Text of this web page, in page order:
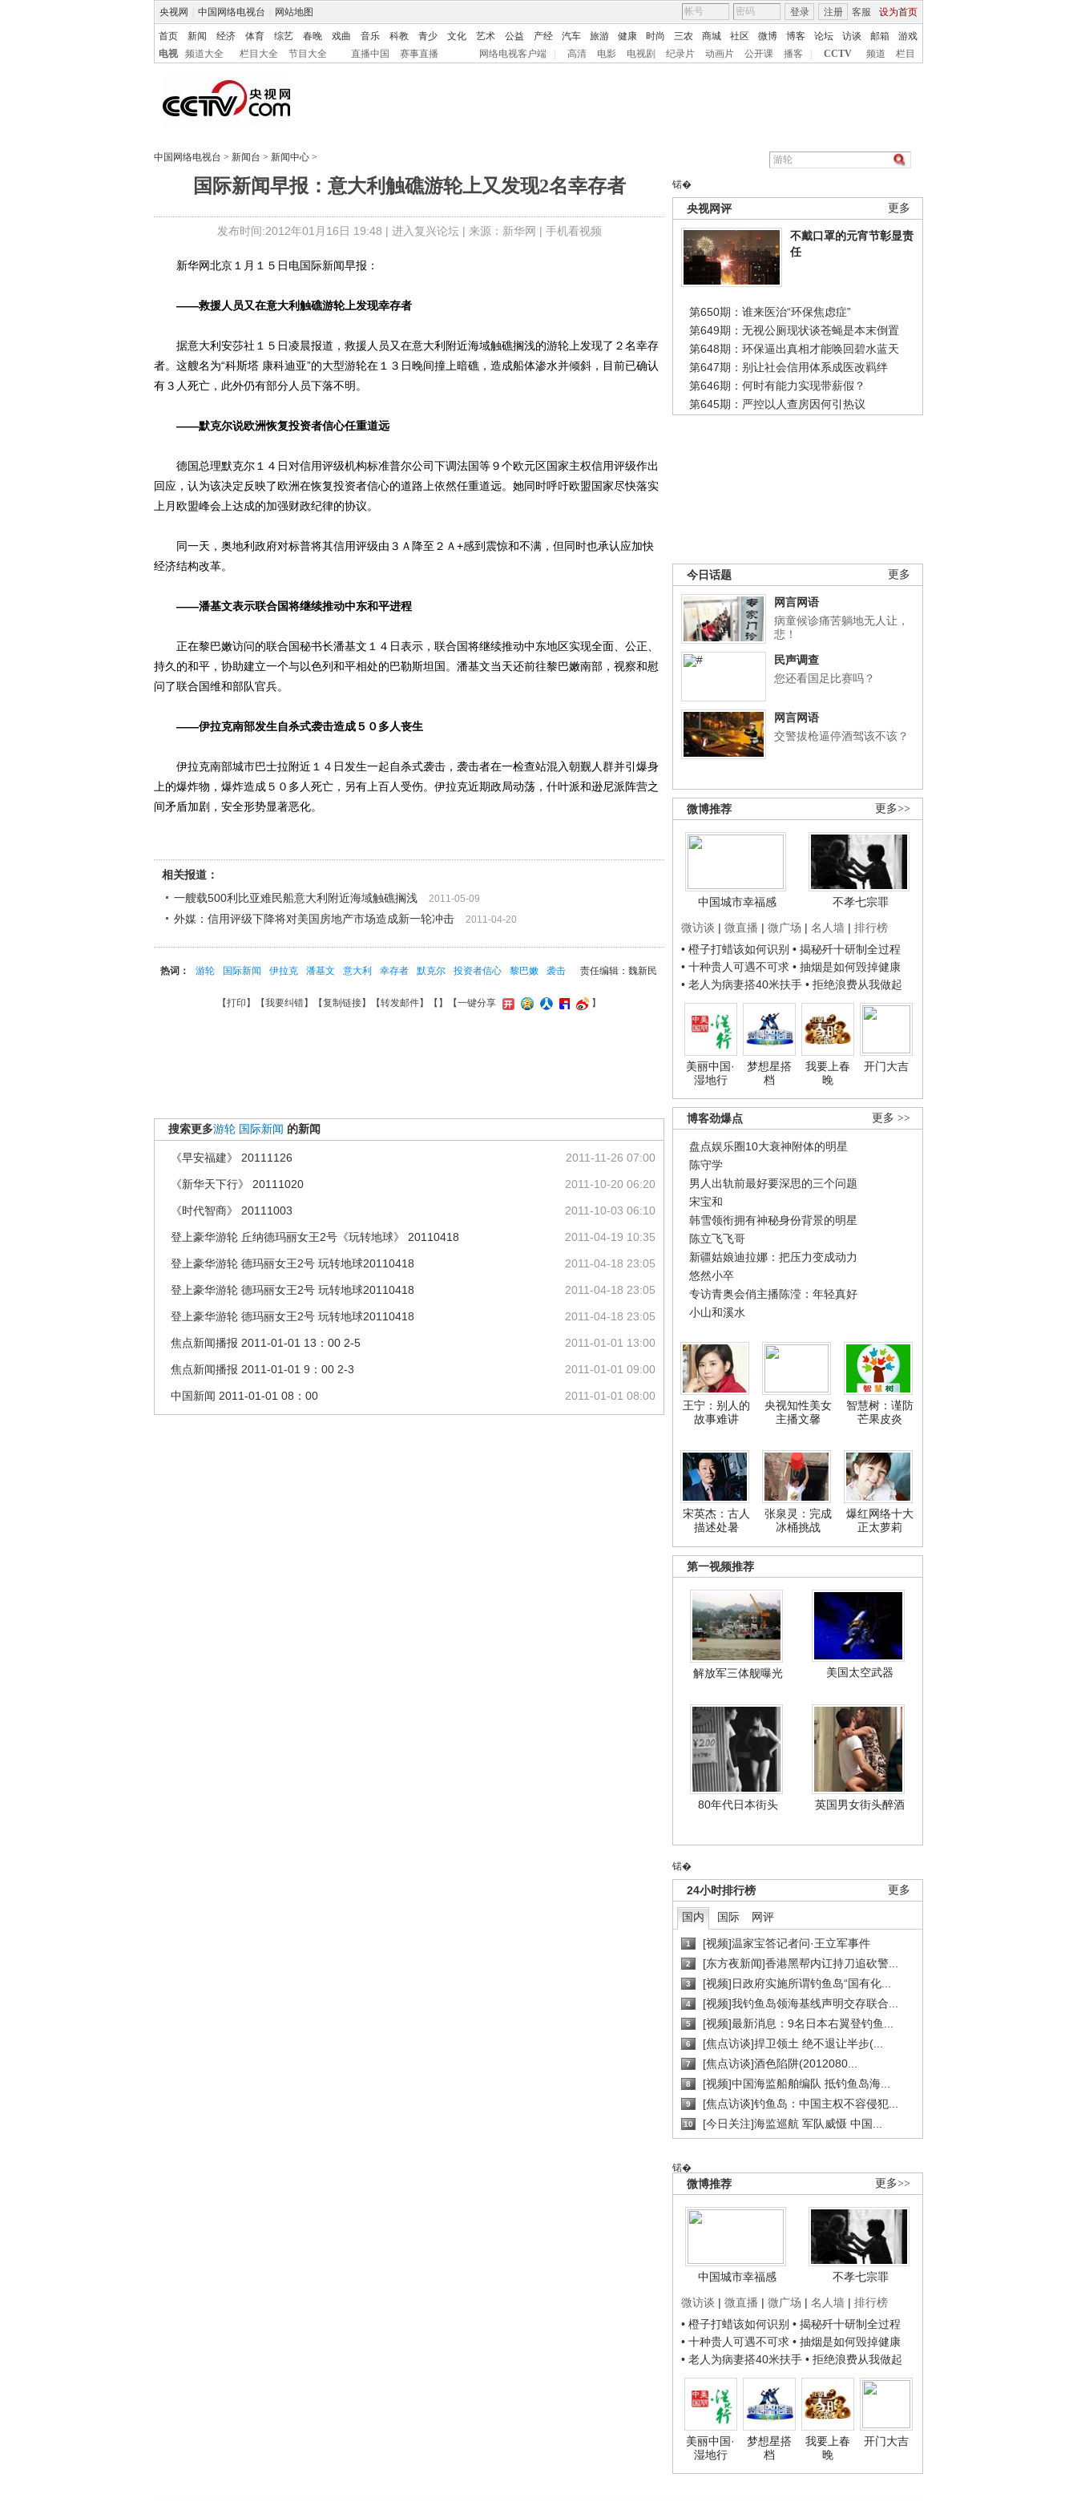
央视网 中国网络电视台 网站地图 客服 设为首页
登录 注册
首页 新闻 经济 体育 综艺 春晚 戏曲 音乐 科教 青少 文化 艺术 公益 产经 汽车 旅游 健康 时尚 三农 商城 社区 微博 博客 论坛 访谈 邮箱
游戏
电视
频道大全 栏目大全 节目大全 直播中国 赛事直播 网络电视客户端 高清 电影 电视剧 纪录片 动画片 公开课 播客 CCTV 频道 栏目
中国网络电视台 > 新闻台 > 新闻中心 >
国际新闻早报：意大利触礁游轮上又发现2名幸存者
发布时间:2012年01月16日 19:48 | 进入复兴论坛| 来源：新华网 | 手机看视频
锘�
更多
央视网评
不戴口罩的元宵节彰显责
任
第650期：谁来医治“环保焦虑症”
第649期：无视公厕现状谈苍蝇是本末倒置
第648期：环保逼出真相才能唤回碧水蓝天
第647期：别让社会信用体系成医改羁绊
第646期：何时有能力实现带薪假？
第645期：严控以人查房因何引热议
更多
今日话题
网言网语
病童候诊痛苦躺地无人让，
悲！
民声调查
您还看国足比赛吗？
网言网语
交警拔枪逼停酒驾该不该？
更多>>
微博推荐
中国城市幸福感
不孝七宗罪
微访谈 | 微直播 | 微广场 | 名人墙 | 排行榜
• 橙子打蜡该如何识别 • 揭秘歼十研制全过程
• 十种贵人可遇不可求 • 抽烟是如何毁掉健康
• 老人为病妻搭40米扶手 • 拒绝浪费从我做起
美丽中国·
湿地行
梦想星搭
档
我要上春
晚
开门大吉
更多 >>
博客劲爆点
盘点娱乐圈10大衰神附体的明星
陈守学
男人出轨前最好要深思的三个问题
宋宝和
韩雪领衔拥有神秘身份背景的明星
陈立飞飞哥
新疆姑娘迪拉娜：把压力变成动力
悠然小卒
专访青奥会俏主播陈滢：年轻真好
小山和溪水
王宁：别人的
故事难讲
央视知性美女
主播文馨
智慧树：谨防
芒果皮炎
宋英杰：古人
描述处暑
张泉灵：完成
冰桶挑战
爆红网络十大
正太萝莉
第一视频推荐
解放军三体舰曝光 美国太空武器
80年代日本街头 英国男女街头醉酒
锘�
更多
24小时排行榜
国内 国际 网评
1 [视频]温家宝答记者问·王立军事件
2 [东方夜新闻]香港黑帮内讧持刀追砍警...
3 [视频]日政府实施所谓钓鱼岛“国有化...
4 [视频]我钓鱼岛领海基线声明交存联合...
5 [视频]最新消息：9名日本右翼登钓鱼...
6 [焦点访谈]捍卫领土 绝不退让半步(...
7 [焦点访谈]酒色陷阱(2012080...
8 [视频]中国海监船舶编队 抵钓鱼岛海...
9 [焦点访谈]钓鱼岛：中国主权不容侵犯...
10 [今日关注]海监巡航 军队威慑 中国...
锘�
更多>>
微博推荐
中国城市幸福感
不孝七宗罪
微访谈 | 微直播 | 微广场 | 名人墙 | 排行榜
• 橙子打蜡该如何识别 • 揭秘歼十研制全过程
• 十种贵人可遇不可求 • 抽烟是如何毁掉健康
• 老人为病妻搭40米扶手 • 拒绝浪费从我做起
美丽中国·
湿地行
梦想星搭
档
我要上春
晚
开门大吉
新华网北京１月１５日电国际新闻早报：
――救援人员又在意大利触礁游轮上发现幸存者
据意大利安莎社１５日凌晨报道，救援人员又在意大利附近海域触礁搁浅的游轮上发现了２名幸存
者。这艘名为“科斯塔 康科迪亚”的大型游轮在１３日晚间撞上暗礁，造成船体渗水并倾斜，目前已确认
有３人死亡，此外仍有部分人员下落不明。
――默克尔说欧洲恢复投资者信心任重道远
德国总理默克尔１４日对信用评级机构标准普尔公司下调法国等９个欧元区国家主权信用评级作出
回应，认为该决定反映了欧洲在恢复投资者信心的道路上依然任重道远。她同时呼吁欧盟国家尽快落实
上月欧盟峰会上达成的加强财政纪律的协议。
同一天，奥地利政府对标普将其信用评级由３Ａ降至２Ａ+感到震惊和不满，但同时也承认应加快
经济结构改革。
――潘基文表示联合国将继续推动中东和平进程
正在黎巴嫩访问的联合国秘书长潘基文１４日表示，联合国将继续推动中东地区实现全面、公正、
持久的和平，协助建立一个与以色列和平相处的巴勒斯坦国。潘基文当天还前往黎巴嫩南部，视察和慰
问了联合国维和部队官兵。
――伊拉克南部发生自杀式袭击造成５０多人丧生
伊拉克南部城市巴士拉附近１４日发生一起自杀式袭击，袭击者在一检查站混入朝觐人群并引爆身
上的爆炸物，爆炸造成５０多人死亡，另有上百人受伤。伊拉克近期政局动荡，什叶派和逊尼派阵营之
间矛盾加剧，安全形势显著恶化。
相关报道：
一艘载500利比亚难民船意大利附近海域触礁搁浅
2011-05-09
外媒：信用评级下降将对美国房地产市场造成新一轮冲击 2011-04-20
责任编辑：魏新民
热词： 游轮 国际新闻 伊拉克 潘基文 意大利 幸存者 默克尔 投资者信心 黎巴嫩 袭击
【打印 】【我要纠错】【复制链接】【转发邮件】【 】 【一键分享 】
搜索更多游轮 国际新闻 的新闻
2011-11-26 07:00
《早安福建》 20111126
2011-10-20 06:20
《新华天下行》 20111020
2011-10-03 06:10
《时代智商》 20111003
2011-04-19 10:35
登上豪华游轮 丘纳德玛丽女王2号《玩转地球》 20110418
2011-04-18 23:05
登上豪华游轮 德玛丽女王2号 玩转地球20110418
2011-04-18 23:05
登上豪华游轮 德玛丽女王2号 玩转地球20110418
2011-04-18 23:05
登上豪华游轮 德玛丽女王2号 玩转地球20110418
2011-01-01 13:00
焦点新闻播报 2011-01-01 13：00 2-5
2011-01-01 09:00
焦点新闻播报 2011-01-01 9：00 2-3
2011-01-01 08:00
中国新闻 2011-01-01 08：00